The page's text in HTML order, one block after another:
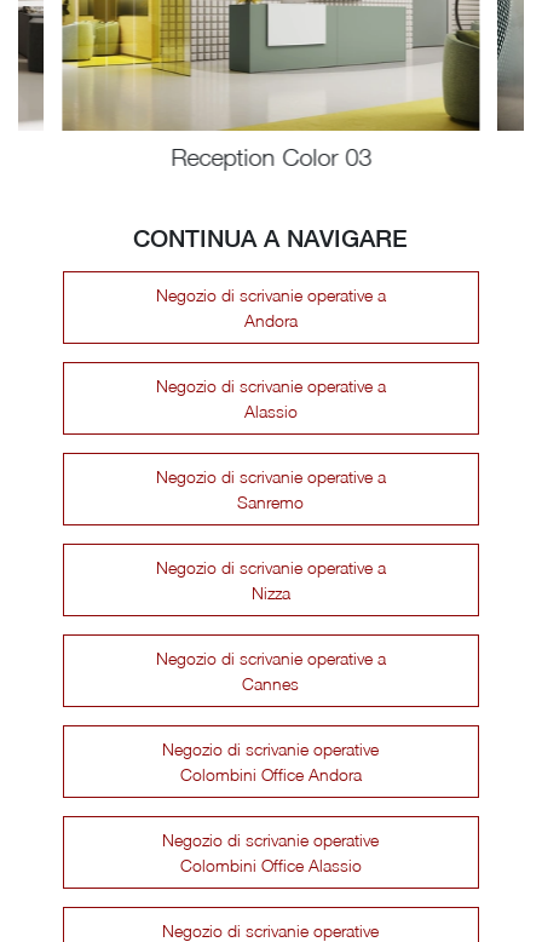
Reception Color 03
CONTINUA A NAVIGARE
Negozio di scrivanie operative a
Andora
Negozio di scrivanie operative a
Alassio
Negozio di scrivanie operative a
Sanremo
Negozio di scrivanie operative a
Nizza
Negozio di scrivanie operative a
Cannes
Negozio di scrivanie operative
Colombini Office Andora
Negozio di scrivanie operative
Colombini Office Alassio
Negozio di scrivanie operative